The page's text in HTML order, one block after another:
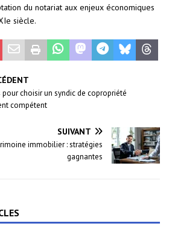
du notariat aux enjeux économiques
siècle.
choisir un syndic de copropriété
compétent
SUIVANT
immobilier : stratégies
gagnantes